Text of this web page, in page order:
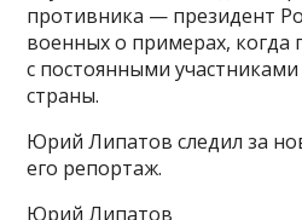
противника — президент
военных о примерах,
с постоянными
страны.
Юрий Липатов следил за
его репортаж.
Юрий Липатов